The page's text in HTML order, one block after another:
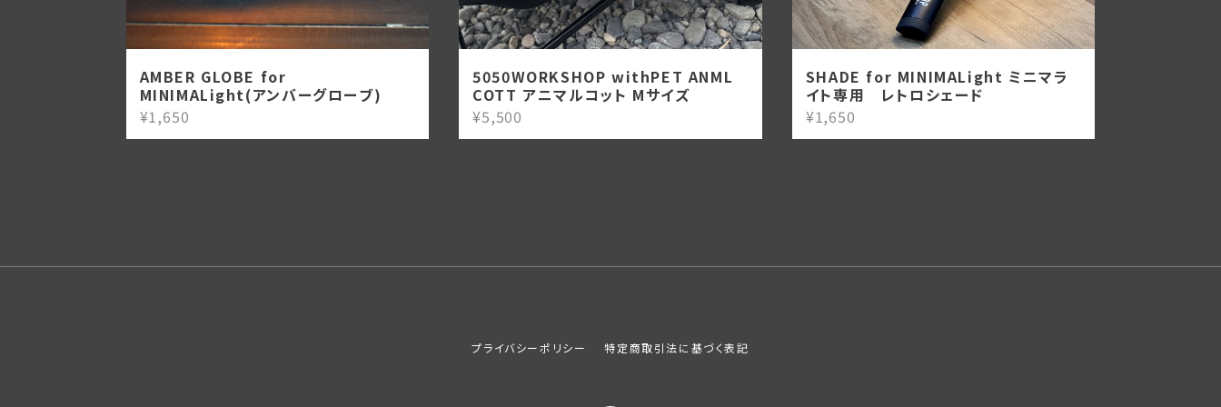
AMBER GLOBE for
MINIMALight(アンバーグローブ)
¥1,650
5050WORKSHOP withPET ANML
COTT アニマルコット Mサイズ
¥5,500
SHADE for MINIMALight ミニマラ
イト専用 レトロシェード
¥1,650
プライバシーポリシー 特定商取引法に基づく表記